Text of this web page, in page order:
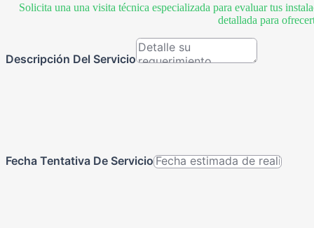
Solicita una una visita técnica especializada para evaluar tus
detallada para
Descripción Del Servicio
Fecha Tentativa De Servicio